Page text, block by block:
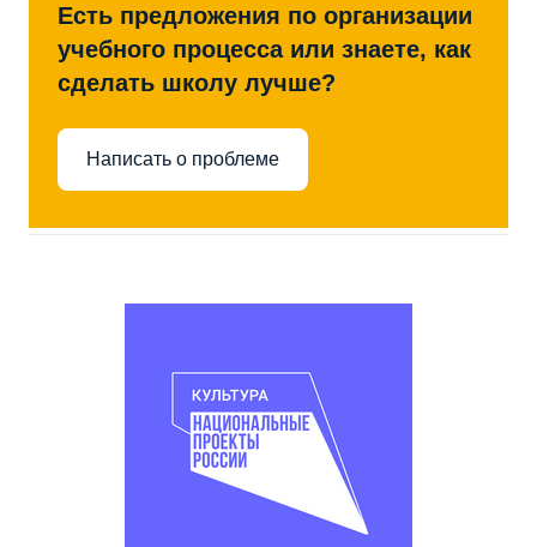
Есть предложения по организации
учебного процесса или знаете, как
сделать школу лучше?
Написать о проблеме